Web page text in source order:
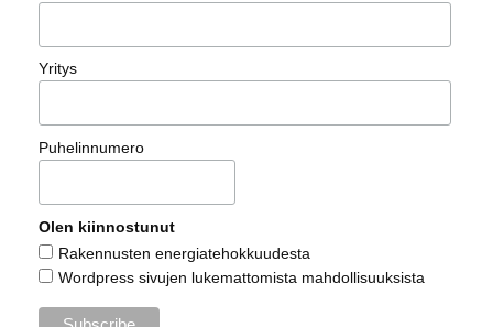
Yritys
Puhelinnumero
Olen kiinnostunut
Rakennusten energiatehokkuudesta
Wordpress sivujen lukemattomista mahdollisuuksista